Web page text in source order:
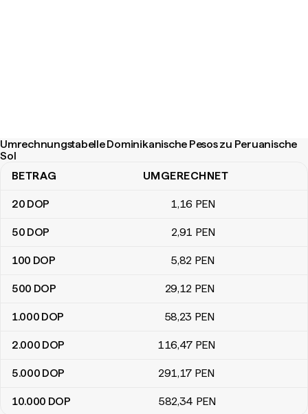
Umrechnungstabelle Dominikanische Pesos zu Peruanische
Sol
Umrechnungstabelle Dominikanische Pesos zu Peruanische Sol
BETRAG UMGERECHNET
20 DOP 1,16 PEN
50 DOP 2,91 PEN
100 DOP 5,82 PEN
500 DOP 29,12 PEN
1.000 DOP 58,23 PEN
2.000 DOP 116,47 PEN
5.000 DOP 291,17 PEN
10.000 DOP 582,34 PEN